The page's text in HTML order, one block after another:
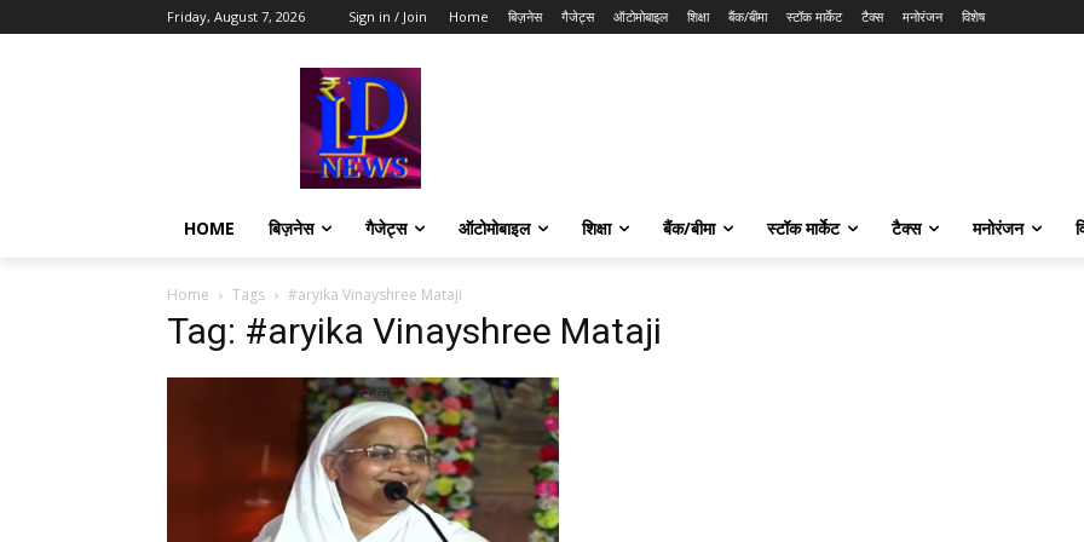
Friday, August 7, 2026 Sign in / Join Home बिज़नेस गैजेट्स ऑटोमोबाइल शिक्षा बैंक/बीमा स्टॉक मार्केट टैक्स मनोरंजन विशेष
HOME बिज़नेस गैजेट्स ऑटोमोबाइल शिक्षा बैंक/बीमा स्टॉक मार्केट टैक्स मनोरंजन
Home Tags #aryika Vinayshree Mataji
Tag: #aryika Vinayshree Mataji